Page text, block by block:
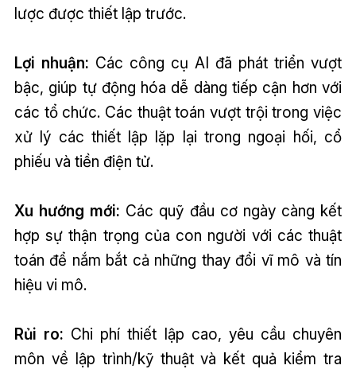
lược được thiết lập trước.
Lợi nhuận: Các công cụ AI đã phát triển vượt
bậc, giúp tự động hóa dễ dàng tiếp cận hơn với
các tổ chức. Các thuật toán vượt trội trong việc
xử lý các thiết lập lặp lại trong ngoại hối, cổ
phiếu và tiền điện tử.
Xu hướng mới: Các quỹ đầu cơ ngày càng kết
hợp sự thận trọng của con người với các thuật
toán để nắm bắt cả những thay đổi vĩ mô và tín
hiệu vi mô.
Rủi ro: Chi phí thiết lập cao, yêu cầu chuyên
môn về lập trình/kỹ thuật và kết quả kiểm tra